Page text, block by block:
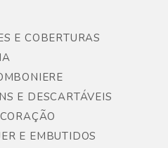
E COBERTURAS
E DESCARTÁVEIS
E EMBUTIDOS